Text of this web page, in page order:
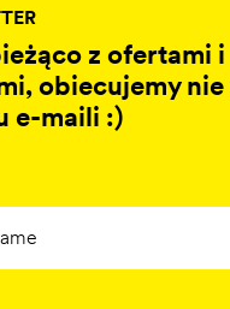
z ofertami i
obiecujemy nie
e-maili :)